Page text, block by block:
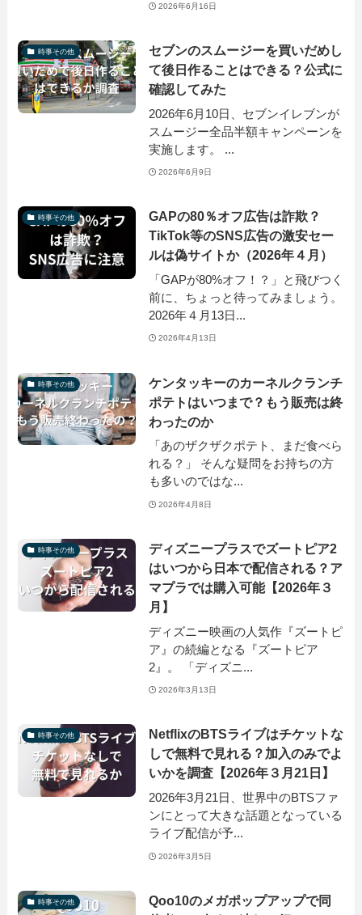
2026年6月16日
時事その他
セブンのスムージーを買いだめし
て後日作ることはできる？公式に
確認してみた
2026年6月10日、セブンイレブンが
スムージー全品半額キャンペーンを
実施します。 ...
2026年6月9日
時事その他
GAPの80％オフ広告は詐欺？
TikTok等のSNS広告の激安セー
ルは偽サイトか（2026年４月）
「GAPが80%オフ！？」と飛びつく
前に、ちょっと待ってみましょう。
2026年４月13日...
2026年4月13日
時事その他
ケンタッキーのカーネルクランチ
ポテトはいつまで？もう販売は終
わったのか
「あのザクザクポテト、まだ食べら
れる？」 そんな疑問をお持ちの方
も多いのではな...
2026年4月8日
時事その他
ディズニープラスでズートピア2
はいつから日本で配信される？ア
マプラでは購入可能【2026年３
月】
ディズニー映画の人気作『ズートピ
ア』の続編となる『ズートピア
2』。 「ディズニ...
2026年3月13日
時事その他
NetflixのBTSライブはチケットな
しで無料で見れる？加入のみでよ
いかを調査【2026年３月21日】
2026年3月21日、世界中のBTSファ
ンにとって大きな話題となっている
ライブ配信が予...
2026年3月5日
時事その他
Qoo10のメガポップアップで同